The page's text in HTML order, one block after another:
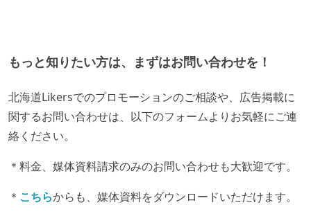
もっと知りたい方は、まずはお問い合わせを！
北海道Likersでのプロモーションのご相談や、広告掲載に
関するお問い合わせは、以下のフォームよりお気軽にご連
絡ください。
＊料金、媒体資料請求のみのお問い合わせも大歓迎です。
＊ こちらからも、媒体資料をダウンロードいただけます。